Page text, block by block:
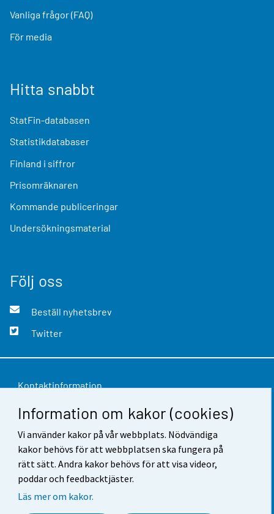
Information om kakor (cookies)
Vi använder kakor på vår webbplats. Nödvändiga
kakor behövs för att webbplatsen ska fungera på
rätt sätt. Andra kakor behövs för att visa videor,
poddar och feedbacktjäster.
Läs mer om kakor.
Vanliga frågor (FAQ)
För media
Hitta snabbt
StatFin-databasen
Statistikdatabaser
Finland i siffror
Prisomräknaren
Kommande publiceringar
Undersökningsmaterial
Följ oss
Beställ nyhetsbrev
Twitter
Kontaktinformation
Respons
Användarvillkor
Dataskydd
Tillgänglighet